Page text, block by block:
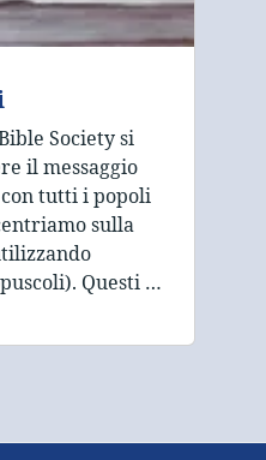
Society si
il messaggio
tutti i popoli
sulla
Questi …